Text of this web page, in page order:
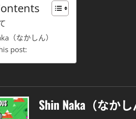
（なかしん）
post:
Shin Naka（なか